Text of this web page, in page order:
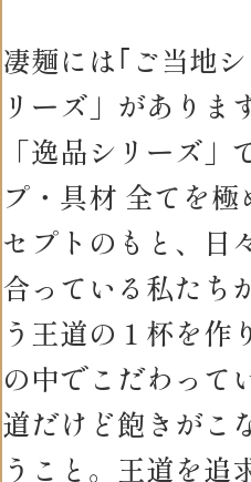
凄麺には｢ご当地
リーズ」がありま
「逸品シリーズ
プ・具材 全てを
セプトのもと、日
合っている私たち
う王道の１杯を作
の中でこだわって
道だけど飽きがこ
うこと。王道を追